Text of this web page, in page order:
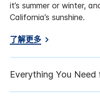
it’s summer or winter,
California’s sunshine.
了解更多